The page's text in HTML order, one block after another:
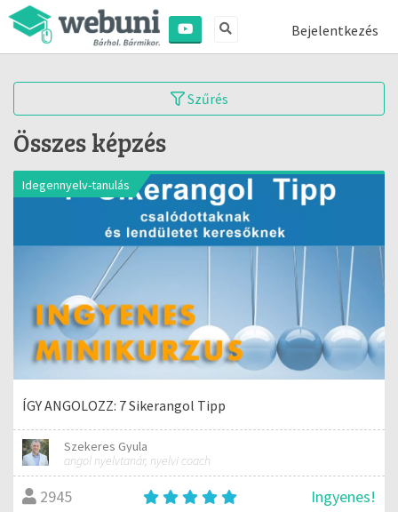
Bejelentkezés
Szűrés
Összes képzés
Idegennyelv-tanulás
ÍGY ANGOLOZZ: 7 Sikerangol Tipp
Szekeres Gyula
angol nyelvtanár, nyelvi coach
2945 Ingyenes!